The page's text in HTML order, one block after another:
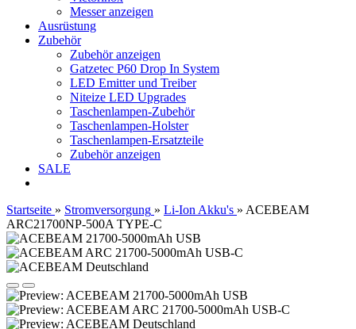
Messer anzeigen
Ausrüstung
Zubehör
Zubehör anzeigen
Gatzetec P60 Drop In System
LED Emitter und Treiber
Niteize LED Upgrades
Taschenlampen-Zubehör
Taschenlampen-Holster
Taschenlampen-Ersatzteile
Zubehör anzeigen
SALE
Startseite » Stromversorgung » Li-Ion Akku's » ACEBEAM
ARC21700NP-500A TYPE-C